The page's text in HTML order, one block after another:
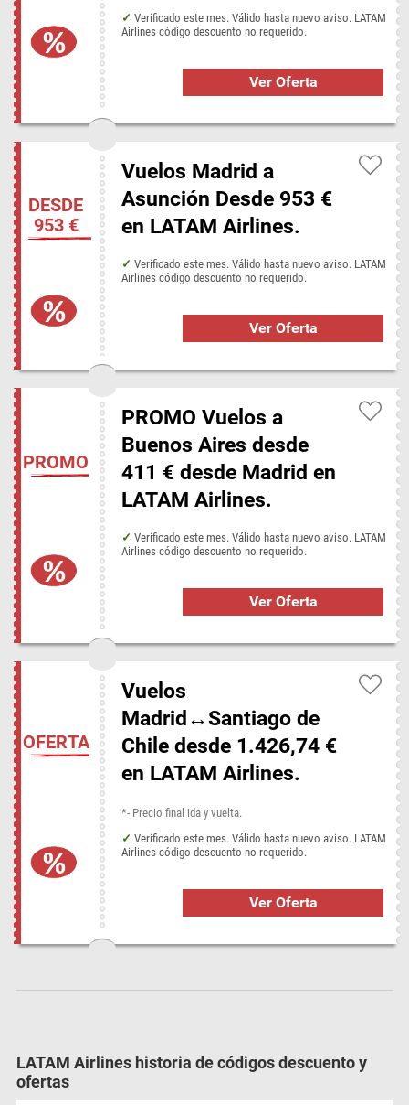
Verificado este mes. Válido hasta nuevo aviso. LATAM
Airlines código descuento no requerido.
Ver Oferta
DESDE
953 €
Vuelos Madrid a
Asunción Desde 953 €
en LATAM Airlines.
Verificado este mes. Válido hasta nuevo aviso. LATAM
Airlines código descuento no requerido.
Ver Oferta
PROMO
PROMO Vuelos a
Buenos Aires desde
411 € desde Madrid en
LATAM Airlines.
Verificado este mes. Válido hasta nuevo aviso. LATAM
Airlines código descuento no requerido.
Ver Oferta
OFERTA
Vuelos
Madrid↔Santiago de
Chile desde 1.426,74 €
en LATAM Airlines.
*- Precio final ida y vuelta.
Verificado este mes. Válido hasta nuevo aviso. LATAM
Airlines código descuento no requerido.
Ver Oferta
LATAM Airlines historia de códigos descuento y
ofertas